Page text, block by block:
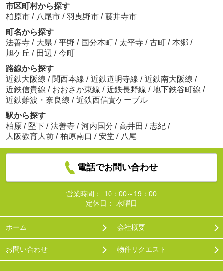
市区町村から探す
柏原市 / 八尾市 / 羽曳野市 / 藤井寺市
町名から探す
法善寺 / 大県 / 平野 / 国分本町 / 太平寺 / 古町 / 本郷 /
旭ケ丘 / 田辺 / 今町
路線から探す
近鉄大阪線 / 関西本線 / 近鉄道明寺線 / 近鉄南大阪線 /
近鉄信貴線 / おおさか東線 / 近鉄長野線 / 地下鉄谷町線 /
近鉄難波・奈良線 / 近鉄西信貴ケーブル
駅から探す
柏原 / 堅下 / 法善寺 / 河内国分 / 高井田 / 志紀 /
大阪教育大前 / 柏原南口 / 安堂 / 八尾
電話でお問い合わせ
営業時間：
10：00～19：00
定休日：
水曜日
ホーム 会社概要
お問い合わせ 物件リクエスト